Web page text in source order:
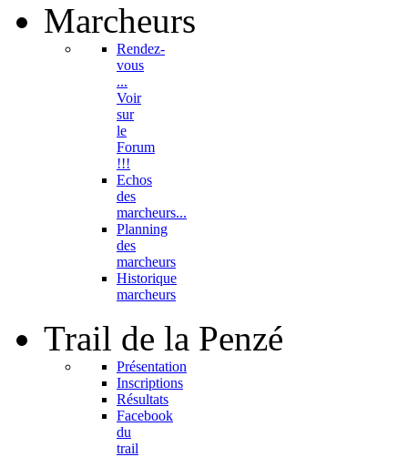
Marcheurs
Rendez-
vous
...
Voir
sur
le
Forum
!!!
Echos
des
marcheurs...
Planning
des
marcheurs
Historique
marcheurs
Trail de la Penzé
Présentation
Inscriptions
Résultats
Facebook
du
trail